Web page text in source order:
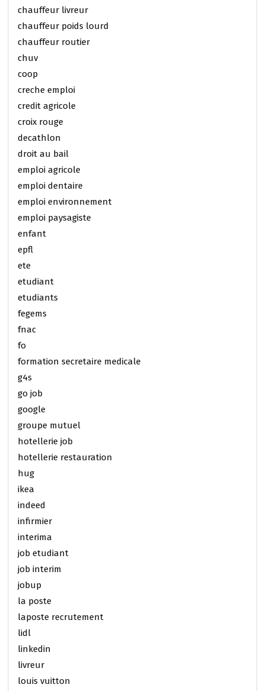
chauffeur livreur
chauffeur poids lourd
chauffeur routier
chuv
coop
creche emploi
credit agricole
croix rouge
decathlon
droit au bail
emploi agricole
emploi dentaire
emploi environnement
emploi paysagiste
enfant
epfl
ete
etudiant
etudiants
fegems
fnac
fo
formation secretaire medicale
g4s
go job
google
groupe mutuel
hotellerie job
hotellerie restauration
hug
ikea
indeed
infirmier
interima
job etudiant
job interim
jobup
la poste
laposte recrutement
lidl
linkedin
livreur
louis vuitton